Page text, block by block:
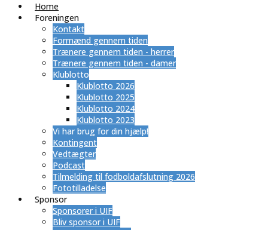
Home
Foreningen
Kontakt
Formænd gennem tiden
Trænere gennem tiden - herrer
Trænere gennem tiden - damer
Klublotto
Klublotto 2026
Klublotto 2025
Klublotto 2024
Klublotto 2023
Vi har brug for din hjælp!
Kontingent
Vedtægter
Podcast
Tilmelding til fodboldafslutning 2026
Fototilladelse
Sponsor
Sponsorer i UIF
Bliv sponsor i UIF